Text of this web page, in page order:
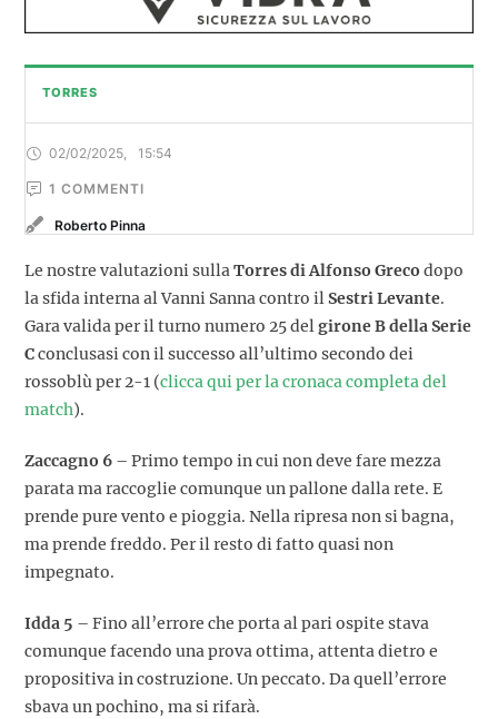
TORRES
02/02/2025, 15:54
1 COMMENTI
Roberto Pinna
Le nostre valutazioni sullaTorres di Alfonso Greco dopo
la sfida interna al Vanni Sanna contro ilSestri Levante.
Gara valida per il turno numero 25 delgirone B della Serie
Cconclusasi con il successo all’ultimo secondo dei
rossoblù per 2-1 (clicca qui per la cronaca completa del
match).
Zaccagno 6 – Primo tempo in cui non deve fare mezza
parata ma raccoglie comunque un pallone dalla rete. E
prende pure vento e pioggia. Nella ripresa non si bagna,
ma prende freddo. Per il resto di fatto quasi non
impegnato.
Idda 5 – Fino all’errore che porta al pari ospite stava
comunque facendo una prova ottima, attenta dietro e
propositiva in costruzione. Un peccato. Da quell’errore
sbava un pochino, ma si rifarà.